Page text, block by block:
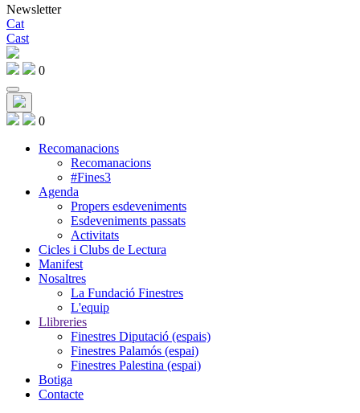
Newsletter
Cat
Cast
0
0
Recomanacions
Recomanacions
#Fines3
Agenda
Propers esdeveniments
Esdeveniments passats
Activitats
Cicles i Clubs de Lectura
Manifest
Nosaltres
La Fundació Finestres
L'equip
Llibreries
Finestres Diputació (espais)
Finestres Palamós (espai)
Finestres Palestina (espai)
Botiga
Contacte